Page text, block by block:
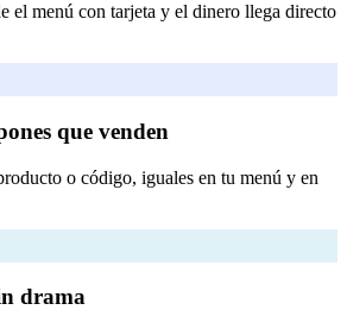
el menú con tarjeta y el dinero llega directo
que venden
o código, iguales en tu menú y en
drama